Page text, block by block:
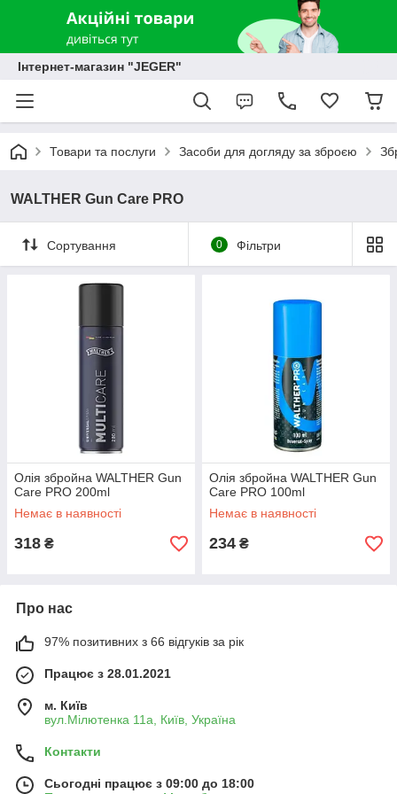
Інтернет-магазин "JEGER"
Товари та послуги Засоби для догляду за зброєю
WALTHER Gun Care PRO
Сортування 0 Фільтри
Олія збройна WALTHER Gun
Care PRO 200ml
Немає в наявності
318 ₴
Олія збройна WALTHER Gun
Care PRO 100ml
Немає в наявності
234 ₴
Про нас
97% позитивних з 66 відгуків за рік
Працює з 28.01.2021
м. Київ
вул.Мілютенка 11а, Київ, Україна
Контакти
Сьогодні працює з 09:00 до 18:00